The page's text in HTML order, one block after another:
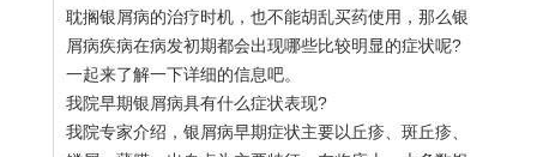
耽搁银屑病的治疗时机，也不能胡乱买药使用，那么银
屑病疾病在病发初期都会出现哪些比较明显的症状呢?
一起来了解一下详细的信息吧。
我院早期银屑病具有什么症状表现?
我院专家介绍，银屑病早期症状主要以丘疹、斑丘疹、